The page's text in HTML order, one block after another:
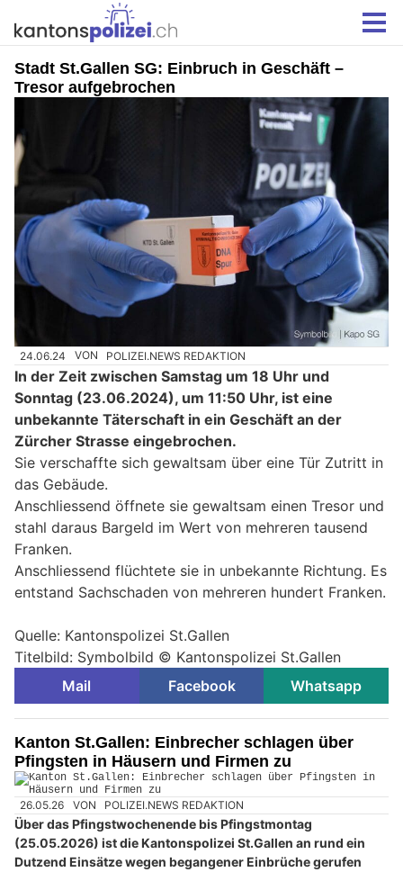
Stadt St.Gallen SG: Einbruch in Geschäft –
Tresor aufgebrochen
24.06.24 VON POLIZEI.NEWS REDAKTION
In der Zeit zwischen Samstag um 18 Uhr und
Sonntag (23.06.2024), um 11:50 Uhr, ist eine
unbekannte Täterschaft in ein Geschäft an der
Zürcher Strasse eingebrochen.
Sie verschaffte sich gewaltsam über eine Tür Zutritt in
das Gebäude.
Anschliessend öffnete sie gewaltsam einen Tresor und
stahl daraus Bargeld im Wert von mehreren tausend
Franken.
Anschliessend flüchtete sie in unbekannte Richtung. Es
entstand Sachschaden von mehreren hundert Franken.
Quelle: Kantonspolizei St.Gallen
Titelbild: Symbolbild © Kantonspolizei St.Gallen
Mail
Facebook Whatsapp
Kanton St.Gallen: Einbrecher schlagen über
Pfingsten in Häusern und Firmen zu
26.05.26 VON POLIZEI.NEWS REDAKTION
Über das Pfingstwochenende bis Pfingstmontag
(25.05.2026) ist die Kantonspolizei St.Gallen an rund ein
Dutzend Einsätze wegen begangener Einbrüche gerufen